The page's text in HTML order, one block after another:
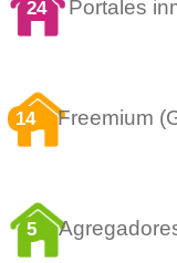
24 Portales
14 Freemium
5